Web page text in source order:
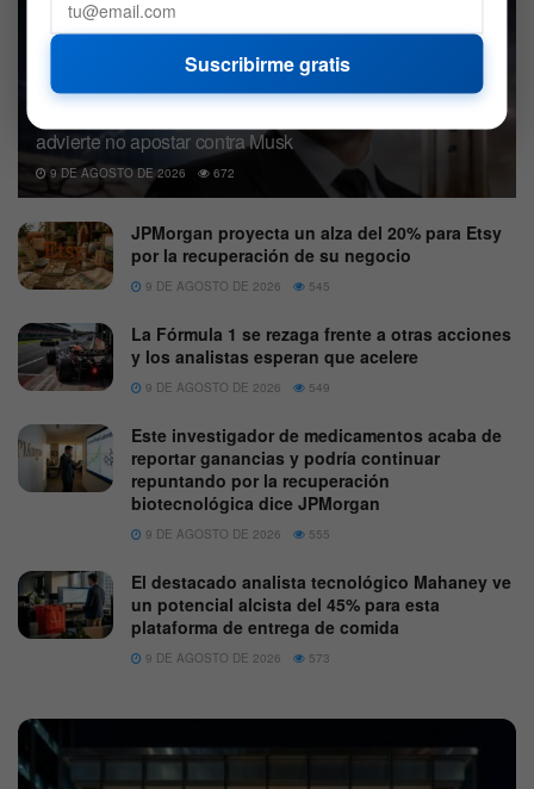
advierte no apostar contra Musk
9 DE AGOSTO DE 2026 672
JPMorgan proyecta un alza del 20% para Etsy
por la recuperación de su negocio
9 DE AGOSTO DE 2026 545
La Fórmula 1 se rezaga frente a otras acciones
y los analistas esperan que acelere
9 DE AGOSTO DE 2026 549
Este investigador de medicamentos acaba de
reportar ganancias y podría continuar
repuntando por la recuperación
biotecnológica dice JPMorgan
9 DE AGOSTO DE 2026 555
El destacado analista tecnológico Mahaney ve
un potencial alcista del 45% para esta
plataforma de entrega de comida
9 DE AGOSTO DE 2026 573
Suscribirme gratis